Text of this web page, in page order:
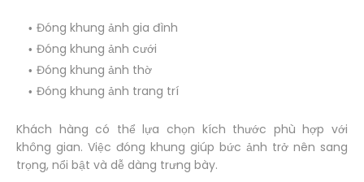
Đóng khung ảnh gia đình
Đóng khung ảnh cưới
Đóng khung ảnh thờ
Đóng khung ảnh trang trí
Khách hàng có thể lựa chọn kích thước phù hợp với
không gian. Việc đóng khung giúp bức ảnh trở nên sang
trọng, nổi bật và dễ dàng trưng bày.